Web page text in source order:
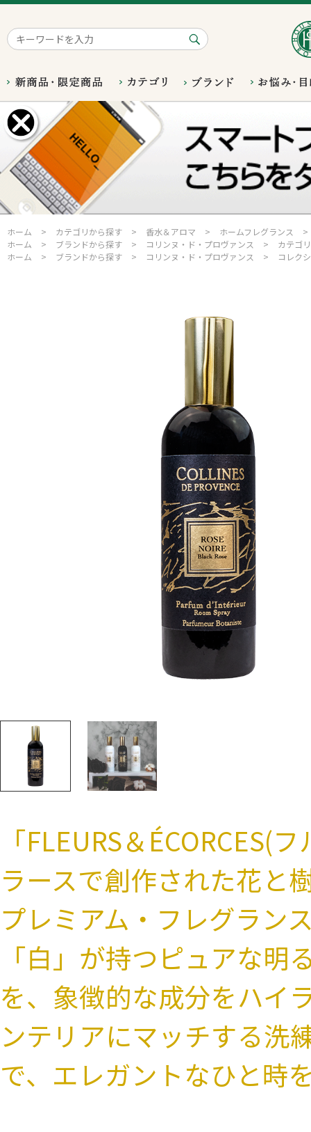
ホーム > カテゴリから探す > 香水＆アロマ > ホームフレグランス
>
ホーム
> ブランドから探す > コリンヌ・ド・プロヴァンス >
カテゴ
ホーム
> ブランドから探す > コリンヌ・ド・プロヴァンス > コレク
「FLEURS＆
ラースで創作された花と
プレミアム・フレグラン
「白」が持つピュアな
を、象徴的な成分をハイ
ンテリアにマッチする洗
で、エレガントなひと時